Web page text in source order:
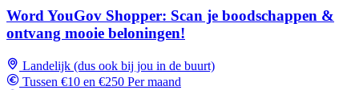
Word YouGov Shopper: Scan je boodschappen &
ontvang mooie beloningen!
Landelijk (dus ook bij jou in de buurt)
Tussen €10 en €250 Per maand